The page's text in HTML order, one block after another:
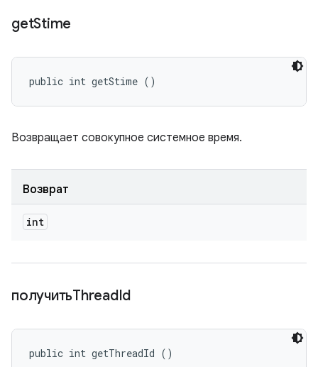
getStime
public int getStime ()
Возвращает совокупное системное время.
Возврат
int
получитьThreadId
public int getThreadId ()